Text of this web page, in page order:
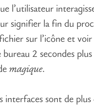
l’utilisateur
signifier la fin du
sur l’icône et
2 secondes
magique.
interfaces sont de plus